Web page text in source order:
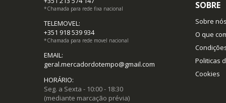
*Chamada para rede fixa nacional
TELEMOVEL:
+351 918 539 934
*Chamada para rede movel nacional
EMAIL:
geral.mercadordotempo@gmail.com
HORÁRIO:
Seg. a Sexta - 10:00 - 18:30
(mediante marcação prévia)
SOBRE
Sobre nós
O que
Politicas
Cookies